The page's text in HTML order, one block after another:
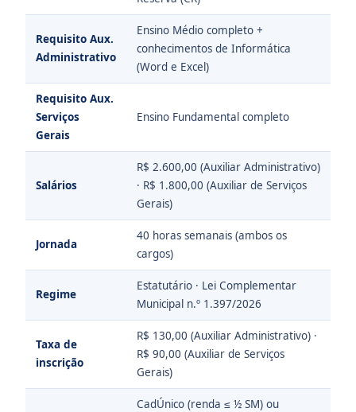
Requisito Aux.
Administrativo
Ensino Médio completo +
conhecimentos de Informática
(Word e Excel)
Requisito Aux.
Serviços
Gerais
Ensino Fundamental completo
Salários
R$ 2.600,00 (Auxiliar Administrativo)
· R$ 1.800,00 (Auxiliar de Serviços
Gerais)
Jornada
40 horas semanais (ambos os
cargos)
Regime
Estatutário · Lei Complementar
Municipal n.º 1.397/2026
Taxa de
inscrição
R$ 130,00 (Auxiliar Administrativo) ·
R$ 90,00 (Auxiliar de Serviços
Gerais)
CadÚnico (renda ≤ ½ SM) ou